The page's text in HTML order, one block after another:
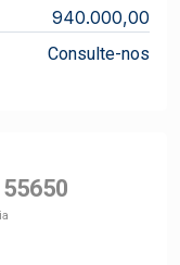
940.000,00
Consulte-nos